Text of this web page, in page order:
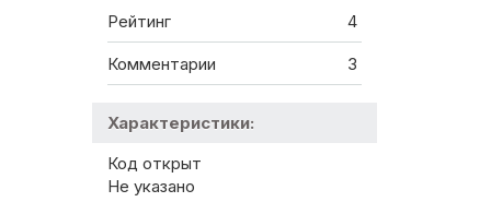
Рейтинг 4
Комментарии 3
Характеристики:
Код открыт
Не указано